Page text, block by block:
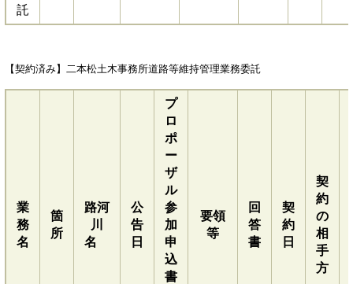
託
【契約済み】二本松土木事務所道路等維持管理業務委託
業
務
名
箇
所
路河
川
名
公
告
日
プ
ロ
ポ
ー
ザ
ル
参
加
申
込
書
要領
等
回
答
書
契
約
日
契
約
の
相
手
方